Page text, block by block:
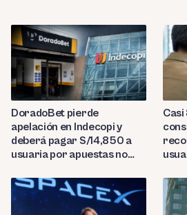
DoradoBet pierde
apelación en Indecopi y
deberá pagar S/14,850 a
usuaria por apuestas no
Casi